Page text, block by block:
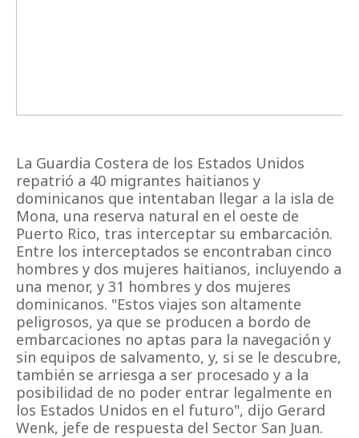
La Guardia Costera de los Estados Unidos
repatrió a 40 migrantes haitianos y
dominicanos que intentaban llegar a la isla de
Mona, una reserva natural en el oeste de
Puerto Rico, tras interceptar su embarcación.
Entre los interceptados se encontraban cinco
hombres y dos mujeres haitianos, incluyendo a
una menor, y 31 hombres y dos mujeres
dominicanos. "Estos viajes son altamente
peligrosos, ya que se producen a bordo de
embarcaciones no aptas para la navegación y
sin equipos de salvamento, y, si se le descubre,
también se arriesga a ser procesado y a la
posibilidad de no poder entrar legalmente en
los Estados Unidos en el futuro", dijo Gerard
Wenk, jefe de respuesta del Sector San Juan.